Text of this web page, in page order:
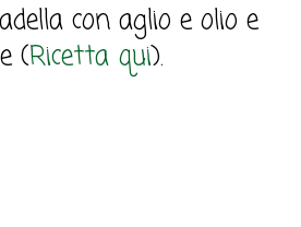
con aglio e olio e
(Ricetta qui).